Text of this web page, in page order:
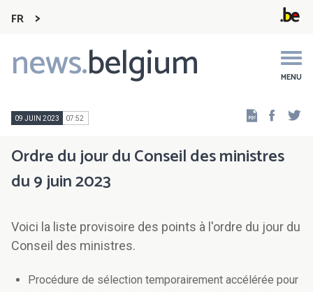
FR
news.belgium MENU
Main
navigation
09 JUIN 2023 07:52
Ordre du jour du Conseil des ministres
du 9 juin 2023
Voici la liste provisoire des points à l'ordre du jour du
Conseil des ministres.
Procédure de sélection temporairement accélérée pour